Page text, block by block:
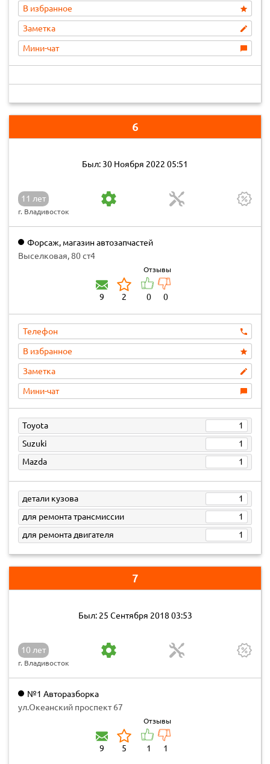
В избранное
Заметка
Мини-чат
6
Был: 30 Ноября 2022 05:51
11 лет
г. Владивосток
Форсаж, магазин автозапчастей
Выселковая, 80 ст4
9 2
Отзывы
0 0
Телефон
В избранное
Заметка
Мини-чат
Toyota
1
Suzuki
1
Mazda
1
детали кузова
1
для ремонта трансмиссии
1
для ремонта двигателя
1
7
Был: 25 Сентября 2018 03:53
10 лет
г. Владивосток
№1 Авторазборка
ул.Океанский проспект 67
9 5
Отзывы
1 1